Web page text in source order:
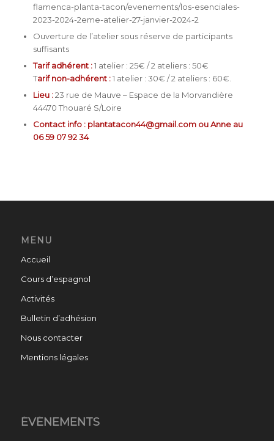
flamenca-planta-tacon/evenements/los-esenciales-
2023-2024-2eme-atelier-27-janvier-2024-2
Ouverture de l’atelier sous réserve de participants
suffisants
Tarif adhérent :1 atelier : 25€ / 2 ateliers : 50€
Tarif non-adhérent :1 atelier : 30€ / 2 ateliers : 60€.
Lieu :23 rue de Mauve – Espace de la Morvandière
44470 Thouaré S/Loire
Contact info : plantatacon44@gmail.com ou Anne au
06 59 07 92 34
MENU
Accueil
Cours d’espagnol
Activités
Bulletin d’adhésion
Nous contacter
Mentions légales
ÉVÉNEMENTS